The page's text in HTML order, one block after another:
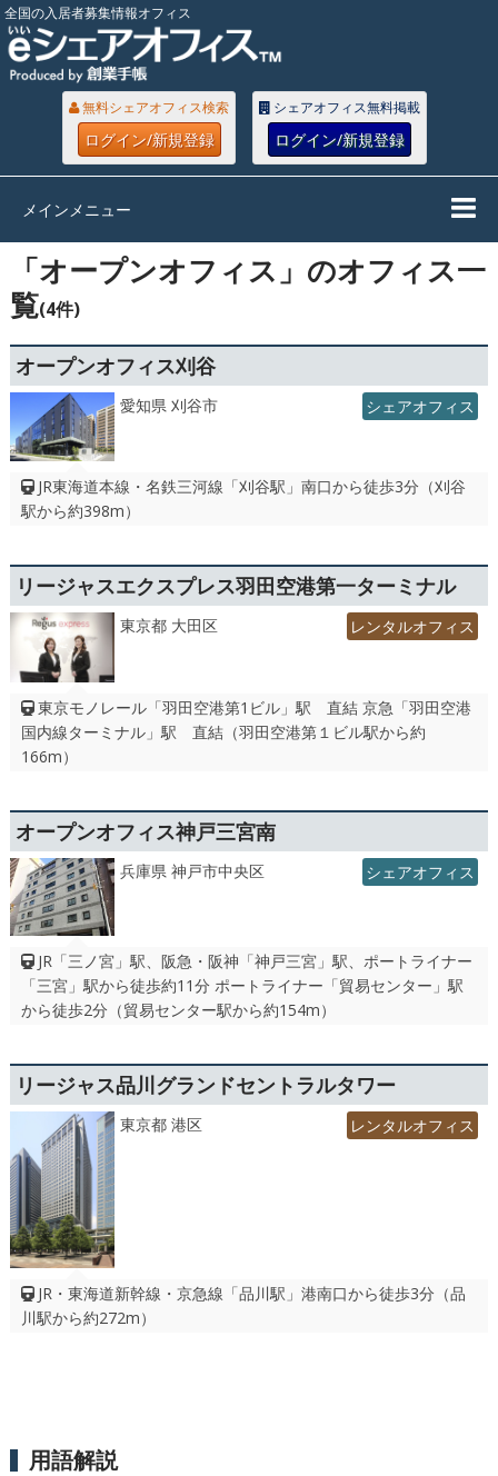
全国の入居者募集情報オフィス
無料シェアオフィス検索
ログイン/新規登録
シェアオフィス無料掲載
ログイン/新規登録
メインメニュー
「オープンオフィス」のオフィス一
覧(4件)
オープンオフィス刈谷
愛知県 刈谷市 シェアオフィス
JR東海道本線・名鉄三河線「刈谷駅」南口から徒歩3分（刈谷
駅から約398m）
リージャスエクスプレス羽田空港第一ターミナル
東京都 大田区 レンタルオフィス
東京モノレール「羽田空港第1ビル」駅 直結 京急「羽田空港
国内線ターミナル」駅 直結（羽田空港第１ビル駅から約
166m）
オープンオフィス神戸三宮南
兵庫県 神戸市中央区 シェアオフィス
JR「三ノ宮」駅、阪急・阪神「神戸三宮」駅、ポートライナー
「三宮」駅から徒歩約11分 ポートライナー「貿易センター」駅
から徒歩2分（貿易センター駅から約154m）
リージャス品川グランドセントラルタワー
東京都 港区 レンタルオフィス
JR・東海道新幹線・京急線「品川駅」港南口から徒歩3分（品
川駅から約272m）
用語解説